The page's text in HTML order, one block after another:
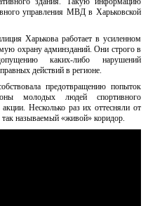
управления МВД в Харьковской
Харькова работает в усиленном
охрану админзданий. Они строго в
каких-либо нарушений
действий в регионе.
предотвращению попыток
молодых людей спортивного
Несколько раз их оттесняли от
так называемый «живой» коридор.